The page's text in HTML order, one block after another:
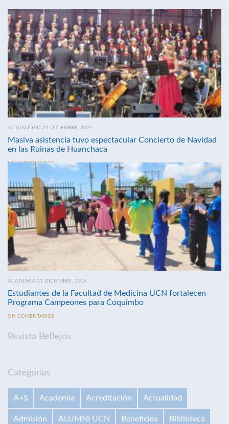
ACTUALIDAD 21 DICIEMBRE, 2024
Masiva asistencia tuvo espectacular Concierto de Navidad
en las Ruinas de Huanchaca
SIN COMENTARIOS
ACADEMIA 21 DICIEMBRE, 2024
Estudiantes de la Facultad de Medicina UCN fortalecen
Programa Campeones para Coquimbo
SIN COMENTARIOS
Revista Reflejos
Categorías
A+S Academia Acreditación Actualidad
Admisión ALUMNI UCN Beneficios Biblioteca